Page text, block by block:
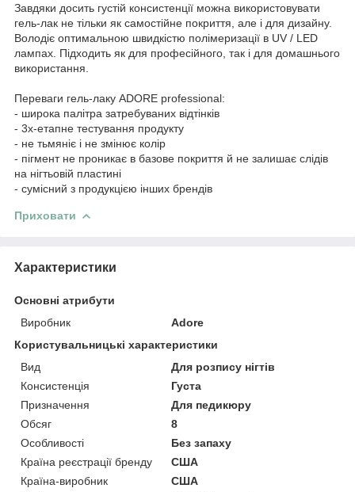
Завдяки досить густій консистенції можна використовувати
гель-лак не тільки як самостійне покриття, але і для дизайну.
Володіє оптимальною швидкістю полімеризації в UV / LED
лампах. Підходить як для професійного, так і для домашнього
використання.
Переваги гель-лаку ADORE professional:
- широка палітра затребуваних відтінків
- 3х-етапне тестування продукту
- не тьмяніє і не змінює колір
- пігмент не проникає в базове покриття й не залишає слідів
на нігтьовій пластині
- сумісний з продукцією інших брендів
Приховати
Характеристики
Основні атрибути
Виробник
Adore
Користувальницькі характеристики
Вид
Для розпису нігтів
Консистенція
Густа
Призначення
Для педикюру
Обсяг
8
Особливості
Без запаху
Країна реєстрації бренду
США
Країна-виробник
США